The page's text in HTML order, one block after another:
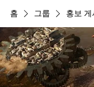
홈 그룹 홍보